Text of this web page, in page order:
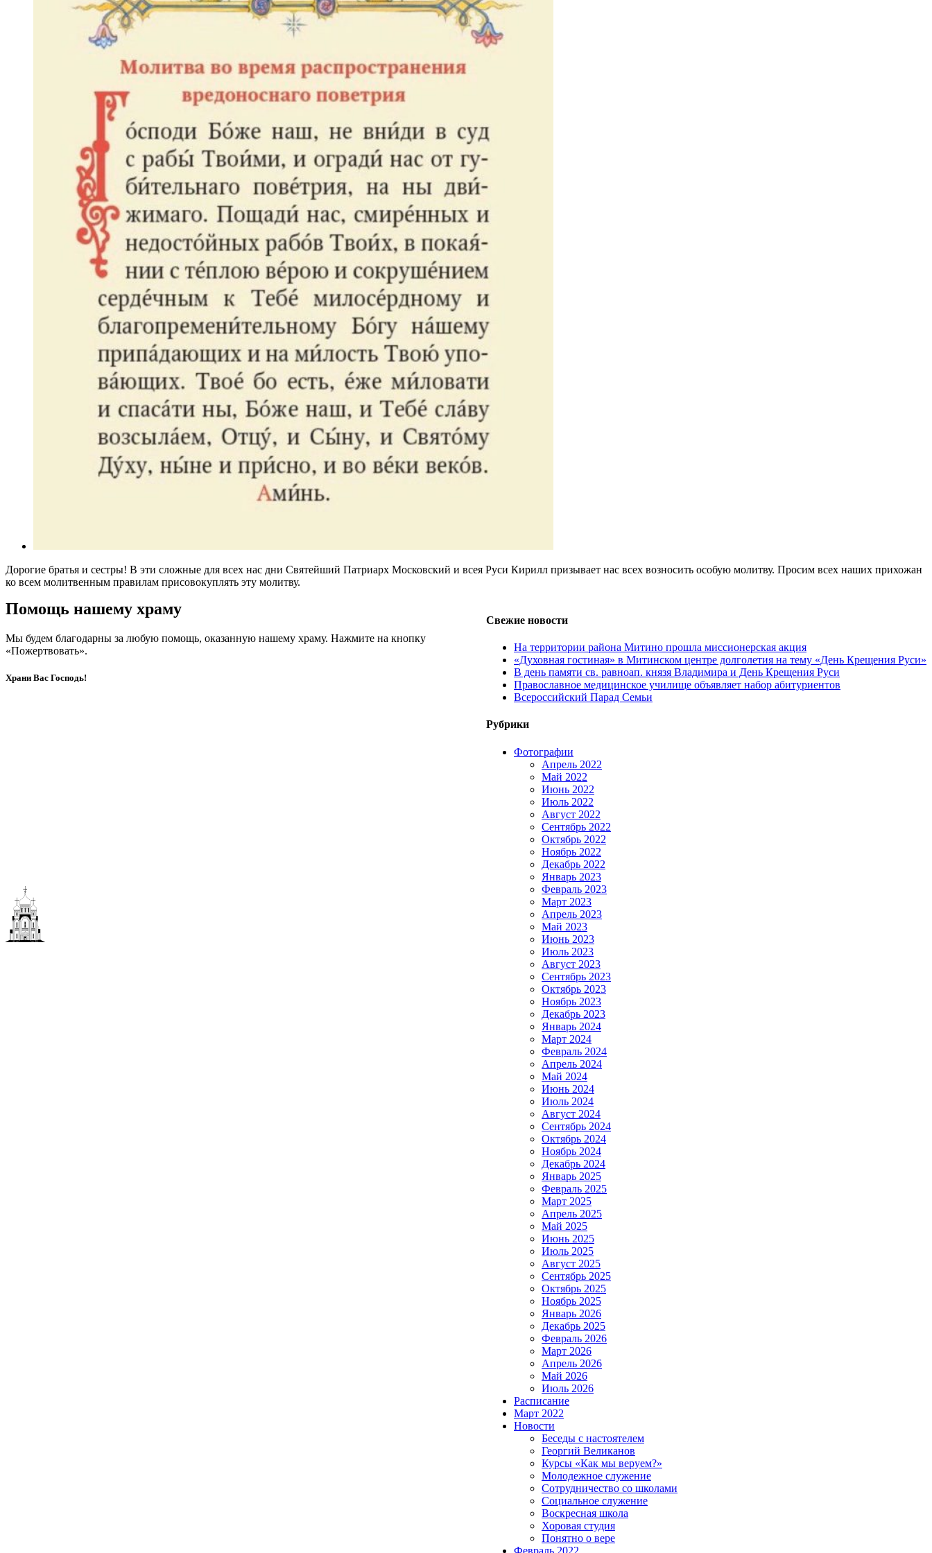
Дорогие братья и сестры! В эти сложные для всех нас дни Святейший Патриарх Московский и всея Руси Кирилл призывает нас всех возносить особую молитву. Просим всех наших прихожан
ко всем молитвенным правилам присовокуплять эту молитву.
Свежие новости
На территории района Митино прошла миссионерская акция
«Духовная гостиная» в Митинском центре долголетия на тему «День Крещения Руси»
В день памяти св. равноап. князя Владимира и День Крещения Руси
Православное медицинское училище объявляет набор абитуриентов
Всероссийский Парад Семьи
Рубрики
Фотографии
Апрель 2022
Май 2022
Июнь 2022
Июль 2022
Август 2022
Сентябрь 2022
Октябрь 2022
Ноябрь 2022
Декабрь 2022
Январь 2023
Февраль 2023
Март 2023
Апрель 2023
Май 2023
Июнь 2023
Июль 2023
Август 2023
Сентябрь 2023
Октябрь 2023
Ноябрь 2023
Декабрь 2023
Январь 2024
Март 2024
Февраль 2024
Апрель 2024
Май 2024
Июнь 2024
Июль 2024
Август 2024
Сентябрь 2024
Октябрь 2024
Ноябрь 2024
Декабрь 2024
Январь 2025
Февраль 2025
Март 2025
Апрель 2025
Май 2025
Июнь 2025
Июль 2025
Август 2025
Сентябрь 2025
Октябрь 2025
Ноябрь 2025
Январь 2026
Декабрь 2025
Февраль 2026
Март 2026
Апрель 2026
Май 2026
Июль 2026
Расписание
Март 2022
Новости
Беседы с настоятелем
Георгий Великанов
Курсы «Как мы веруем?»
Молодежное служение
Сотрудничество со школами
Социальное служение
Воскресная школа
Хоровая студия
Понятно о вере
Февраль 2022
Помощь нашему храму
Мы будем благодарны за любую помощь, оказанную нашему храму. Нажмите на кнопку
«Пожертвовать».
Храни Вас Господь!